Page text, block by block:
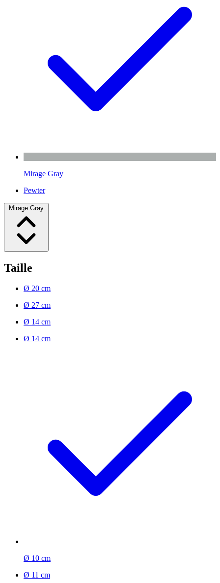
Mirage Gray
Pewter
Mirage Gray
Taille
Ø 20 cm
Ø 27 cm
Ø 14 cm
Ø 14 cm
Ø 10 cm
Ø 11 cm